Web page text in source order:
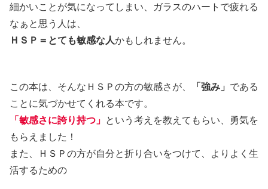
細かいことが気になってしまい、ガラスのハートで疲れる
なぁと思う人は、
ＨＳＰ＝とても敏感な人かもしれません。
この本は、そんなＨＳＰの方の敏感さが、 「強み」 である
ことに気づかせてくれる本です。
「敏感さに誇り持つ」 という考えを教えてもらい、勇気を
もらえました！
また、ＨＳＰの方が自分と折り合いをつけて、よりよく生
活するための